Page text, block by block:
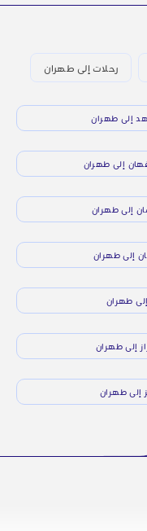
رحلات إلى طهران
إلى طهران
إلى طهران
إلى طهران
إلى طهران
طهران
إلى طهران
إلى طهران